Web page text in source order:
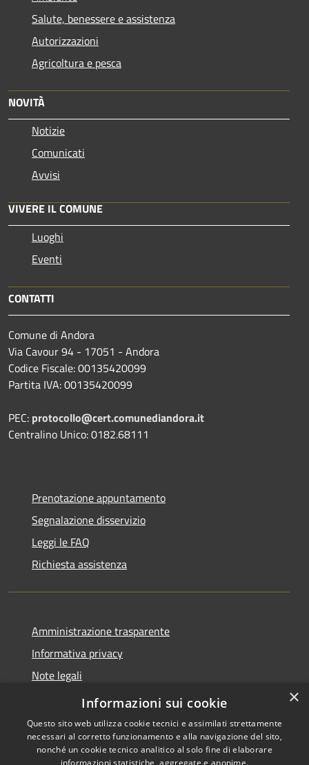
Salute, benessere e assistenza
Autorizzazioni
Agricoltura e pesca
NOVITÀ
Notizie
Comunicati
Avvisi
VIVERE IL COMUNE
Luoghi
Eventi
CONTATTI
Comune di Andora
Via Cavour 94 - 17051 - Andora
Codice Fiscale: 00135420099
Partita IVA: 00135420099
PEC: protocollo@cert.comunediandora.it
Centralino Unico: 0182.68111
Prenotazione appuntamento
Segnalazione disservizio
Leggi le FAQ
Richiesta assistenza
Amministrazione trasparente
Informativa privacy
Note legali
Dichiarazione di accessibilità
×
Informazioni sui cookie
Questo sito web utilizza cookie tecnici e assimilati strettamente
necessari al corretto funzionamento e alla navigazione del sito,
nonché un cookie tecnico analitico al solo fine di elaborare
informazioni statistiche, aggregate e anonime.